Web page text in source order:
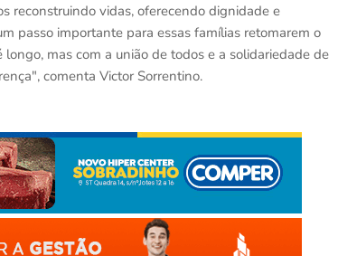
reconstruindo vidas, oferecendo dignidade e
passo importante para essas famílias retomarem o
mas com a união de todos e a solidariedade de
comenta Victor Sorrentino.